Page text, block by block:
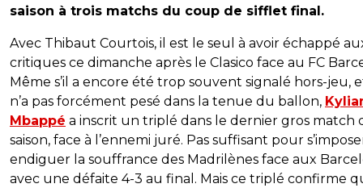
saison à trois matchs du coup de sifflet final.
Avec Thibaut Courtois, il est le seul à avoir échappé
critiques ce dimanche après le Clasico face au FC
Même s’il a encore été trop souvent signalé hors-jeu,
n’a pas forcément pesé dans la tenue du ballon,
Mbappé a inscrit un triplé dans le dernier gros match
saison, face à l’ennemi juré. Pas suffisant pour
endiguer la souffrance des Madrilènes face aux
avec une défaite 4-3 au final. Mais ce triplé confirme